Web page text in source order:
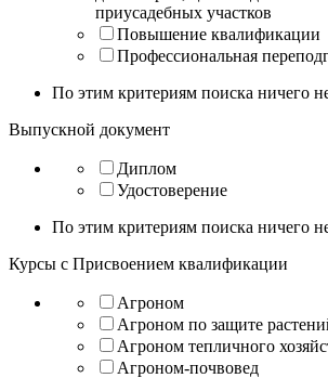
приусадебных участков
Повышение квалификации
Профессиональная
По этим критериям поиска ничего
Выпускной документ
Диплом
Удостоверение
По этим критериям поиска ничего
Курсы с Присвоением квалификации
Агроном
Агроном по защите
Агроном тепличного
Агроном-почвовед